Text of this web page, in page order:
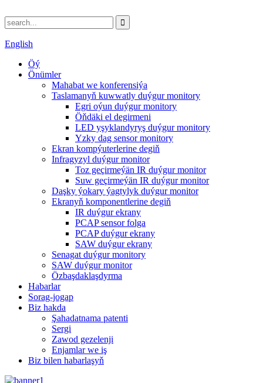
English
Öý
Önümler
Mahabat we konferensiýa
Taslamanyň kuwwatly duýgur monitory
Egri oýun duýgur monitory
Öňdäki el degirmeni
LED yşyklandyryş duýgur monitory
Yzky dag sensor monitory
Ekran kompýuterlerine degiň
Infragyzyl duýgur monitor
Toz geçirmeýän IR duýgur monitor
Suw geçirmeýän IR duýgur monitor
Daşky ýokary ýagtylyk duýgur monitor
Ekranyň komponentlerine degiň
IR duýgur ekrany
PCAP sensor folga
PCAP duýgur ekrany
SAW duýgur ekrany
Senagat duýgur monitory
SAW duýgur monitor
Özbaşdaklaşdyrma
Habarlar
Sorag-jogap
Biz hakda
Şahadatnama patenti
Sergi
Zawod gezelenji
Enjamlar we iş
Biz bilen habarlaşyň